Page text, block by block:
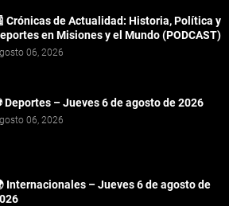
Crónicas de Actualidad: Historia, Política y
en Misiones y el Mundo (PODCAST)
06, 2026
Deportes – Jueves 6 de agosto de 2026
06, 2026
Internacionales – Jueves 6 de agosto de